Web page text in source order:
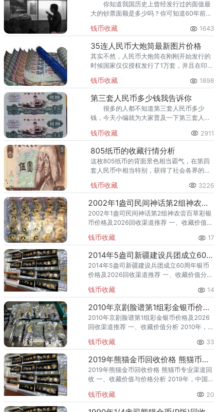
你知道我国历史上曾经发行过的面值最
大的钞票面额是多少吗？你可知道60年前高
了解也没关系，高明世纪钱币博物馆能够让
你的疑虑统统解决。
钱币收藏 1643
35连人民币大炮筒最新图片价格
其实不然，人民币大炮筒在刚刚开始发行的
时候国家仅仅授权发行了1万套，并且在印制
5000套正式发行。
钱币收藏 1898
第三套人民币多少钱我告诉你
很多的人都不知道第三套人民币多少
钱，今天小编就为大家普及一下第三套人民
这一套人民币当中哪一种款式。
钱币收藏 2911
805纸币的收藏行情分析
这枚805纸币的背面景色相当霸气，在第四
套人民币中相当特别，获得了社会各界的一
套人民币五元之前，805纸币才停止印刷。
钱币收藏 3226
2002年1盎司民间神话第2组神农尝百草彩银币价格及2026回收渠道推荐
2002年1盎司民间神话第2组神农尝百草彩银
币价格及2026回收渠道推荐 一、收藏价值分
神话第2组神农尝百草彩银币（第2组），隶
属于贵金
钱币收藏 17
2014年5盎司新疆建设兵团成立60周年银币价格及2026回收渠道推荐
2014年5盎司新疆建设兵团成立60周年银币
价格及2026回收渠道推荐 一、收藏价值分析
兵团成立60周年银币，隶属于重大历史纪念
题材，
钱币收藏 14
2010年京剧脸谱第1组彩金银币价格及2026回收渠道推荐
2010年京剧脸谱第1组彩金银币价格及2026
回收渠道推荐 一、收藏价值分析 2010年，中
（第1组），隶属于贵金属纪念币，是具有官
方权威背书
钱币收藏 33
2019年熊猫金币回收价格 熊猫币专业渠道回收
2019年熊猫金币回收价格 熊猫币专业渠道回
收 一、收藏价值与价格分析 2019年，中国人
题材。该品种为金币，题材凝练了熊猫投资
纪念题材文化内
钱币收藏 20